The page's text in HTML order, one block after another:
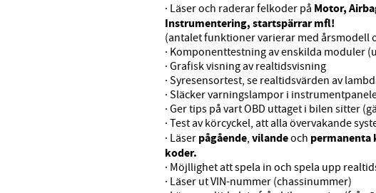
· Läser och raderar felkoder på Motor,
Instrumentering, startspärrar mfl!
(antalet funktioner varierar med årsmodell
· Komponenttestning av enskilda moduler
· Grafisk visning av realtidsvisning
· Syresensortest, se realtidsvärden av
· Släcker varningslampor i
· Ger tips på vart OBD uttaget i bilen sitter
· Test av körcyckel, att alla övervakande
· Läser pågående, vilandeoch permanenta
koder.
· Möjllighet att spela in och spela upp
· Läser ut VIN-nummer (chassinummer)